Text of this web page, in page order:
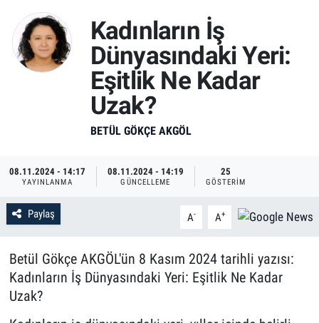
Kadınların İş
Dünyasındaki Yeri:
Eşitlik Ne Kadar
Uzak?
BETÜL GÖKÇE AKGÖL
08.11.2024 - 14:17
YAYINLANMA
08.11.2024 - 14:19
GÜNCELLEME
25
GÖSTERIM
Paylaş A- A+
Betül Gökçe AKGÖL'ün 8 Kasım 2024 tarihli yazısı:
Kadınların İş Dünyasındaki Yeri: Eşitlik Ne Kadar
Uzak?